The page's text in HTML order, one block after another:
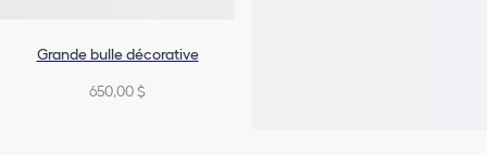
Grande bulle décorative
650,00 $